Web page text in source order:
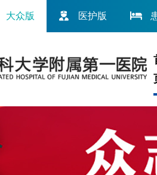
大众版 医护版